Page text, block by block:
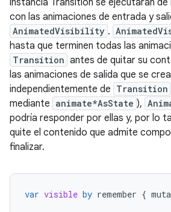
instancia Transition se ejecutarán de
con las animaciones de entrada y
AnimatedVisibility .
hasta que terminen todas las
Transition antes de quitar su
las animaciones de salida que se
independientemente de Transition
mediante animate*AsState ),
podría responder por ellas y, por lo
quite el contenido que admite
finalizar.
var visible by remember {